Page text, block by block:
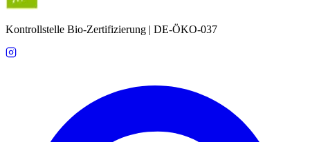
Kontrollstelle Bio-Zertifizierung | DE-ÖKO-037